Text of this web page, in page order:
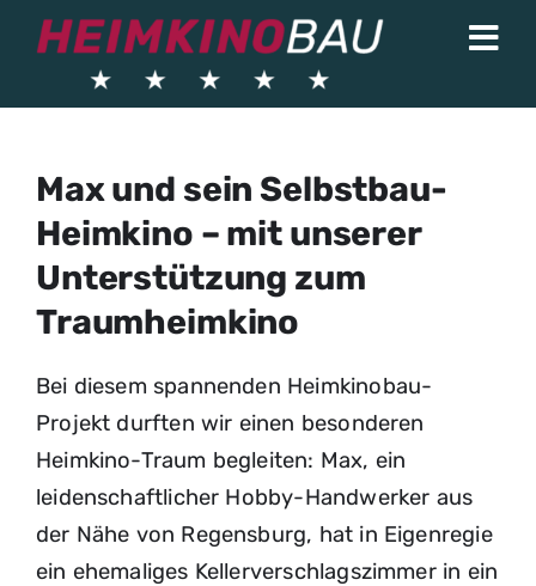
Heimkinoprojekte
Über uns
News & Wissen
Kontakt
Shop
Max und sein Selbstbau-
Heimkino – mit unserer
Unterstützung zum
Traumheimkino
Bei diesem spannenden Heimkinobau-
Projekt durften wir einen besonderen
Heimkino-Traum begleiten: Max, ein
leidenschaftlicher Hobby-Handwerker aus
der Nähe von Regensburg, hat in Eigenregie
ein ehemaliges Kellerverschlagszimmer in ein